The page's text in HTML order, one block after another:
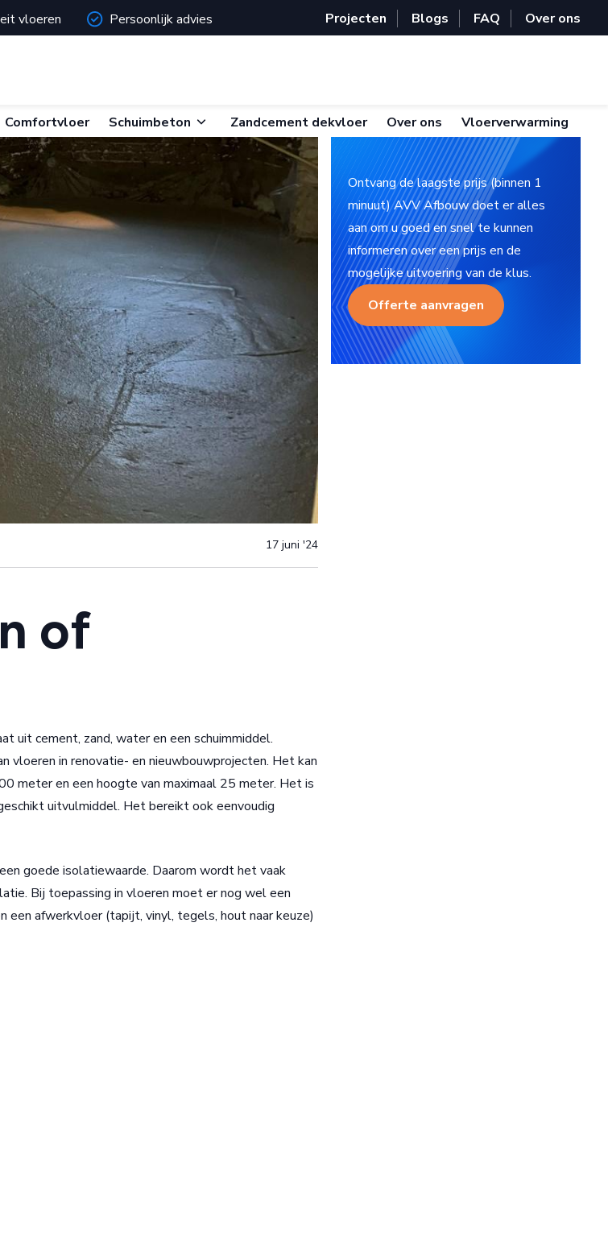
vloeren Persoonlijk advies Projecten Blogs FAQ Over ons
to
content
Comfortvloer Schuimbeton Zandcement dekvloer Over ons Vloerverwarming
17 juni '24
of
uit cement, zand, water en een schuimmiddel.
vloeren in renovatie- en nieuwbouwprojecten. Het kan
meter en een hoogte van maximaal 25 meter. Het is
uitvulmiddel. Het bereikt ook eenvoudig
goede isolatiewaarde. Daarom wordt het vaak
Bij toepassing in vloeren moet er nog wel een
afwerkvloer (tapijt, vinyl, tegels, hout naar keuze)
Ontvang de laagste prijs (binnen 1
minuut) AVV Afbouw doet er alles
aan om u goed en snel te kunnen
informeren over een prijs en de
mogelijke uitvoering van de klus.
Offerte aanvragen